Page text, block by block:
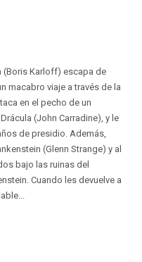
(Boris Karloff) escapa de
macabro viaje a través de la
en el pecho de un
(John Carradine), y le
de presidio. Además,
(Glenn Strange) y al
bajo las ruinas del
Cuando les devuelve a